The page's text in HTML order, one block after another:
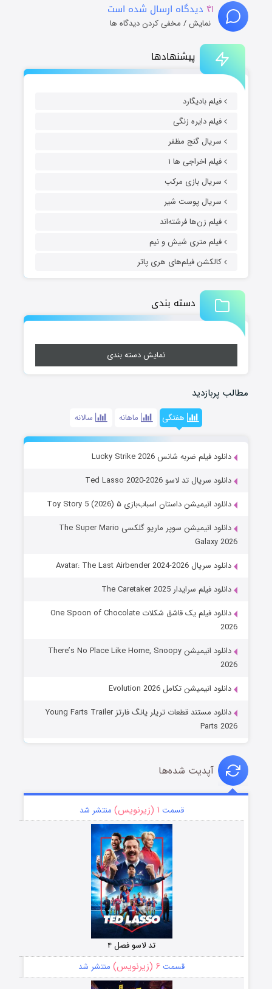
پیشنهادها
فیلم بادیگارد
فیلم دایره زنگی
سریال گنج مظفر
فیلم اخراجی ها ۱
سریال بازی مرکب
سریال پوست شیر
فیلم زن‌ها فرشته‌اند
فیلم متری شیش و نیم
کالکشن فیلم‌های هری پاتر
دسته بندی
نمایش دسته بندی
مطالب پربازدید
هفتگی ماهانه سالانه
دانلود فیلم ضربه شانس Lucky Strike 2026
دانلود سریال تد لاسو Ted Lasso 2020-2026
دانلود انیمیشن داستان اسباب‌بازی ۵ Toy Story 5 (2026)
دانلود انیمیشن سوپر ماریو گلکسی The Super Mario
Galaxy 2026
دانلود سریال Avatar: The Last Airbender 2024-2026
دانلود فیلم سرایدار The Caretaker 2025
دانلود فیلم یک قاشق شکلات One Spoon of Chocolate
2026
دانلود انیمیشن There’s No Place Like Home, Snoopy
2026
دانلود انیمیشن تکامل Evolution 2026
دانلود مستند قطعات تریلر یانگ فارتز Young Farts Trailer
Parts 2026
۴۱ دیدگاه ارسال شده است
نمایش / مخفی کردن دیدگاه ها
آپدیت شده‌ها
قسمت ۱ (زیرنویس) منتشر شد
تد لاسو فصل ۴
قسمت ۶ (زیرنویس) منتشر شد